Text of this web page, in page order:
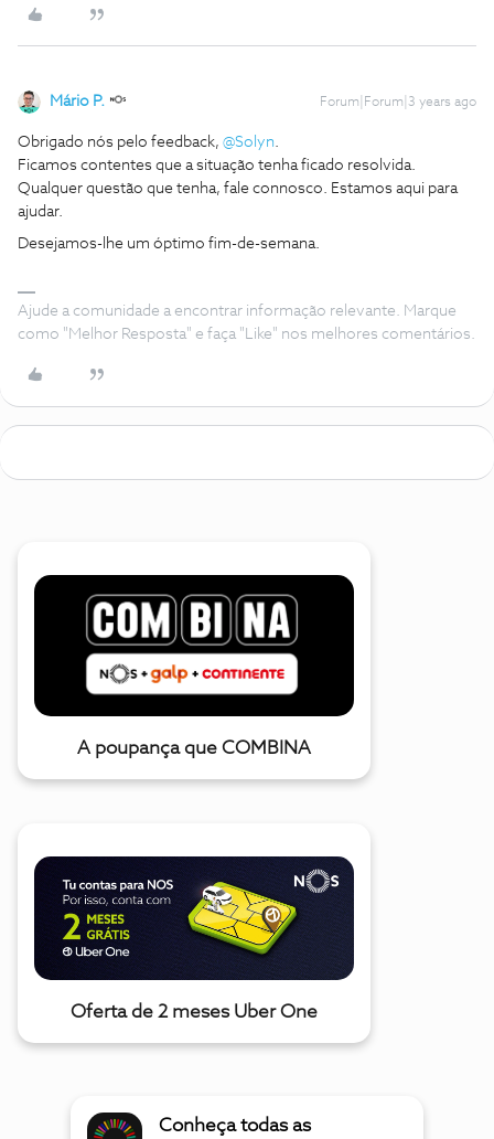
Mário P. Forum|Forum|3 years ago
Obrigado nós pelo feedback, @Solyn.
Ficamos contentes que a situação tenha ficado resolvida.
Qualquer questão que tenha, fale connosco. Estamos aqui para
ajudar.
Desejamos-lhe um óptimo fim-de-semana.
Ajude a comunidade a encontrar informação relevante. Marque
como "Melhor Resposta" e faça "Like" nos melhores comentários.
A poupança que COMBINA
Oferta de 2 meses Uber One
Conheça todas as